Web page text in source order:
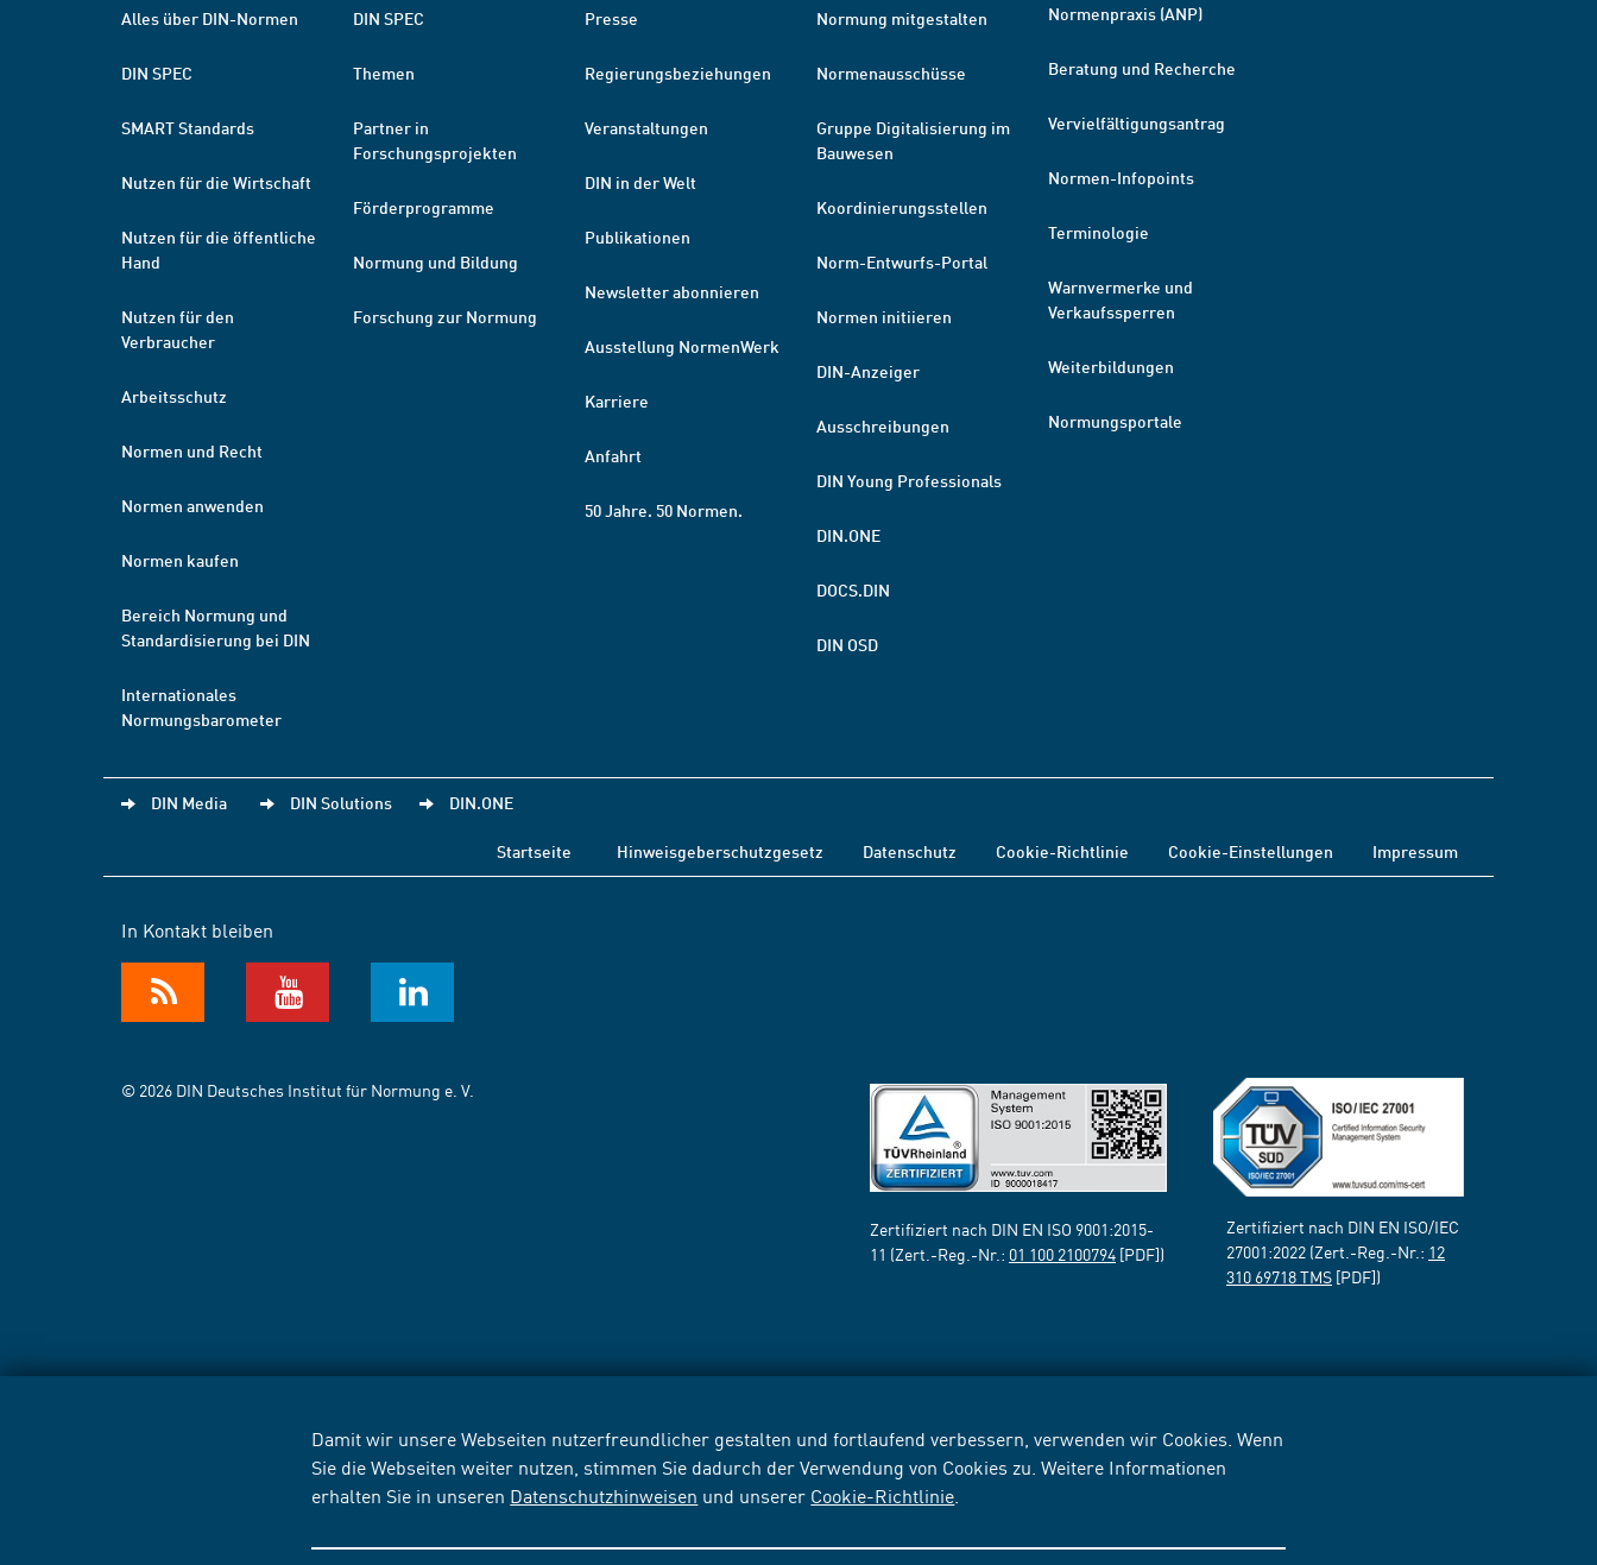
Damit wir unsere Webseiten nutzerfreundlicher gestalten und fortlaufend verbessern, verwenden wir Cookies. Wenn
Sie die Webseiten weiter nutzen, stimmen Sie dadurch der Verwendung von Cookies zu. Weitere Informationen
erhalten Sie in unseren Datenschutzhinweisen und unserer Cookie-Richtlinie
Alles über DIN-Normen
DIN SPEC
SMART Standards
Nutzen für die Wirtschaft
Nutzen für die öffentliche
Hand
Nutzen für den
Verbraucher
Arbeitsschutz
Normen und Recht
Normen anwenden
Normen kaufen
Bereich Normung und
Standardisierung bei DIN
Internationales
Normungsbarometer
DIN SPEC
Themen
Partner in
Forschungsprojekten
Förderprogramme
Normung und Bildung
Forschung zur Normung
Presse
Regierungsbeziehungen
Veranstaltungen
DIN in der Welt
Publikationen
Newsletter abonnieren
Ausstellung NormenWerk
Karriere
Anfahrt
50 Jahre. 50 Normen.
Normung mitgestalten
Normenausschüsse
Gruppe Digitalisierung im
Bauwesen
Koordinierungsstellen
Norm-Entwurfs-Portal
Normen initiieren
DIN-Anzeiger
Ausschreibungen
DIN Young Professionals
DIN.ONE
DOCS.DIN
DIN OSD
Normenpraxis (ANP)
Beratung und Recherche
Vervielfältigungsantrag
Normen-Infopoints
Terminologie
Warnvermerke und
Verkaufssperren
Weiterbildungen
Normungsportale
DIN Media DIN Solutions DIN.ONE
Startseite Hinweisgeberschutzgesetz Datenschutz Cookie-Richtlinie Cookie-Einstellungen Impressum
In Kontakt bleiben
© 2026 DIN Deutsches Institut für Normung e. V.
Zertifiziert nach DIN EN ISO 9001:2015-
11 (Zert.-Reg.-Nr.: 01 100 2100794 [PDF])
Zertifiziert nach DIN EN ISO/IEC
27001:2022 (Zert.-Reg.-Nr.: 12
310 69718 TMS [PDF])